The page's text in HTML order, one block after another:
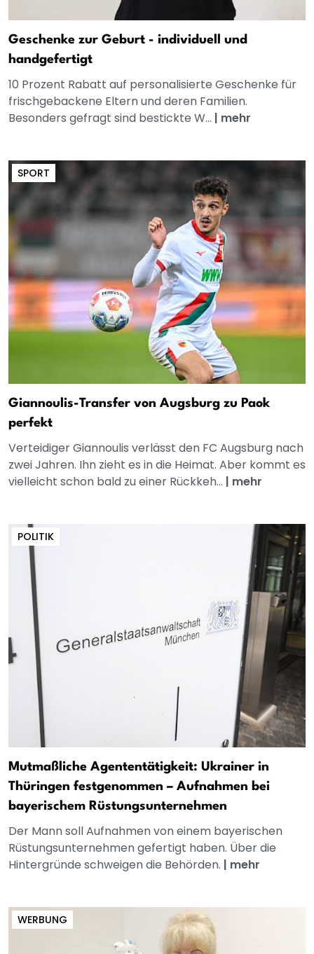
Geschenke zur Geburt - individuell und
handgefertigt
10 Prozent Rabatt auf personalisierte Geschenke für
frischgebackene Eltern und deren Familien.
Besonders gefragt sind bestickte W... | mehr
SPORT
Giannoulis-Transfer von Augsburg zu Paok
perfekt
Verteidiger Giannoulis verlässt den FC Augsburg nach
zwei Jahren. Ihn zieht es in die Heimat. Aber kommt es
vielleicht schon bald zu einer Rückkeh... | mehr
POLITIK
Mutmaßliche Agententätigkeit: Ukrainer in
Thüringen festgenommen – Aufnahmen bei
bayerischem Rüstungsunternehmen
Der Mann soll Aufnahmen von einem bayerischen
Rüstungsunternehmen gefertigt haben. Über die
Hintergründe schweigen die Behörden. | mehr
WERBUNG